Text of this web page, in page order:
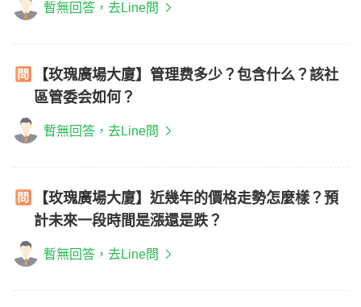
暫無回答，去Line問
【玫瑰廣場大廈】管理费多少？包含什么？該社
區管委会如何？
暫無回答，去Line問
【玫瑰廣場大廈】近幾年的價格走勢怎麼樣？預
計未來一段時間是漲還是跌？
暫無回答，去Line問